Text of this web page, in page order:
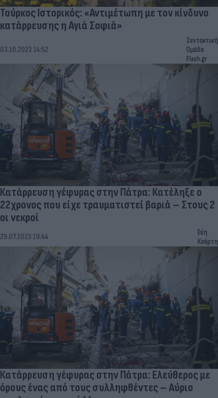
Τούρκος Ιστορικός: «Αντιμέτωπη με τον κίνδυνο
κατάρρευσης η Αγιά Σοφιά»
03.10.2023 14:52
Συντακτική
Ομάδα
Flash.gr
Κατάρρευση γέφυρας στην Πάτρα: Κατέληξε ο
22χρονος που είχε τραυματιστεί βαριά – Στους 2
οι νεκροί
29.07.2023 19:44
Εύη
Κούρτη
Κατάρρευση γέφυρας στην Πάτρα: Ελεύθερος με
όρους ένας από τους συλληφθέντες – Αύριο